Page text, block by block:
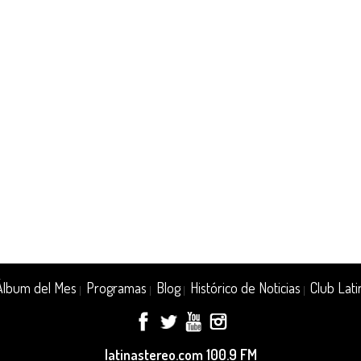
del Mes Programas Blog| Histórico de Noticias Club
latinastereo.com 100.9 FM